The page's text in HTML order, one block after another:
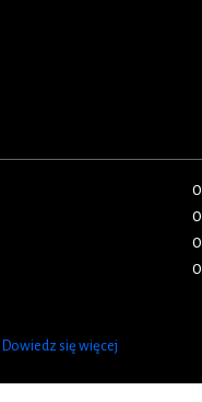
0
0
0
0
Dowiedz się więcej